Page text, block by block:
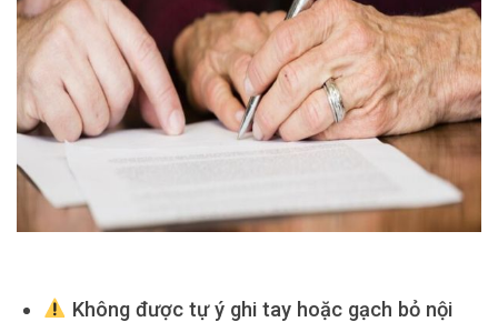
Không được tự ý ghi tay hoặc gạch bỏ nội